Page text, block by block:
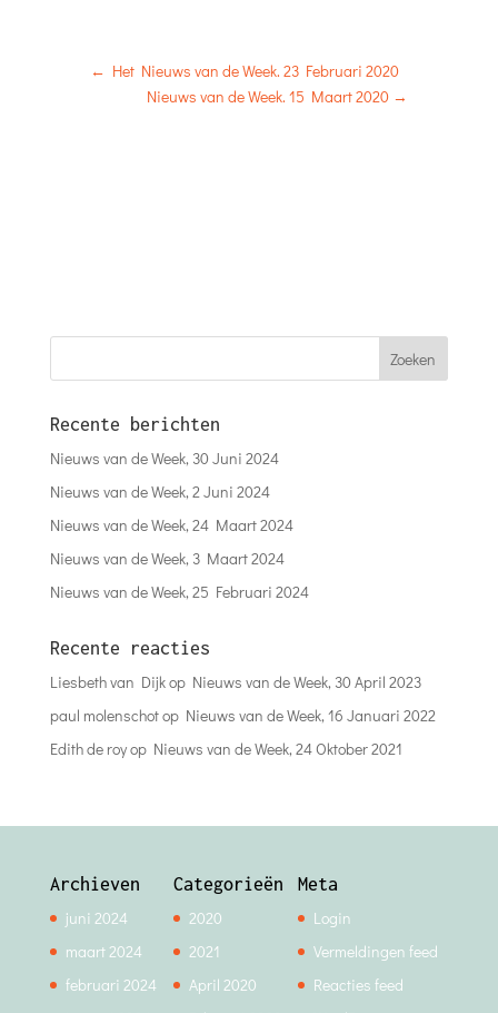
← Het Nieuws van de Week. 23 Februari 2020
Nieuws van de Week. 15 Maart 2020 →
Recente berichten
Nieuws van de Week, 30 Juni 2024
Nieuws van de Week, 2 Juni 2024
Nieuws van de Week, 24 Maart 2024
Nieuws van de Week, 3 Maart 2024
Nieuws van de Week, 25 Februari 2024
Recente reacties
Liesbeth van Dijkop Nieuws van de Week, 30 April 2023
paul molenschotop Nieuws van de Week, 16 Januari 2022
Edith de royop Nieuws van de Week, 24 Oktober 2021
Archieven
juni 2024
maart 2024
februari 2024
Categorieën
2020
2021
April 2020
Meta
Login
Vermeldingen feed
Reacties feed